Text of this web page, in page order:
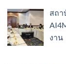
สถา
งาน